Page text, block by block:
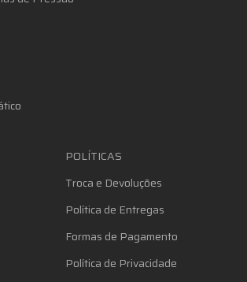
POLÍTICAS
Troca e Devoluções
Política de Entregas
Formas de Pagamento
Política de Privacidade